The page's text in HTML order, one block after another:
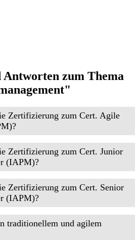
zum Thema
Zertifizierung zum Cert. Agile
Zertifizierung zum Cert. Junior
(IAPM)?
Zertifizierung zum Cert. Senior
(IAPM)?
traditionellem und agilem